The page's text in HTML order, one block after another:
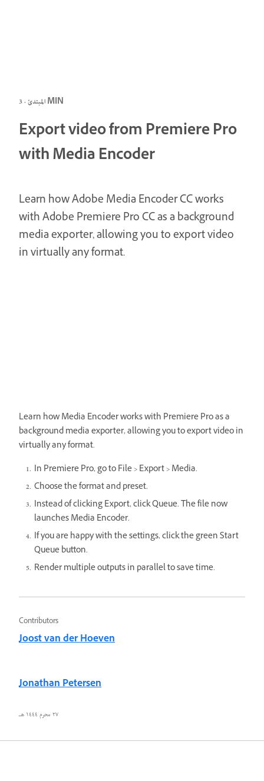
المبتدئ · 3 MIN
Export video from Premiere Pro
with Media Encoder
Learn how Adobe Media Encoder CC works
with Adobe Premiere Pro CC as a background
media exporter, allowing you to export video
in virtually any format.
Learn how Media Encoder works with Premiere Pro as a
background media exporter, allowing you to export video in
virtually any format.
In Premiere Pro, go to File > Export > Media.
Choose the format and preset.
Instead of clicking Export, click Queue. The file now
launches Media Encoder.
If you are happy with the settings, click the green Start
Queue button.
Render multiple outputs in parallel to save time.
Contributors
Joost van der Hoeven
Jonathan Petersen
٢٧ محرم ١٤٤٤ هـ